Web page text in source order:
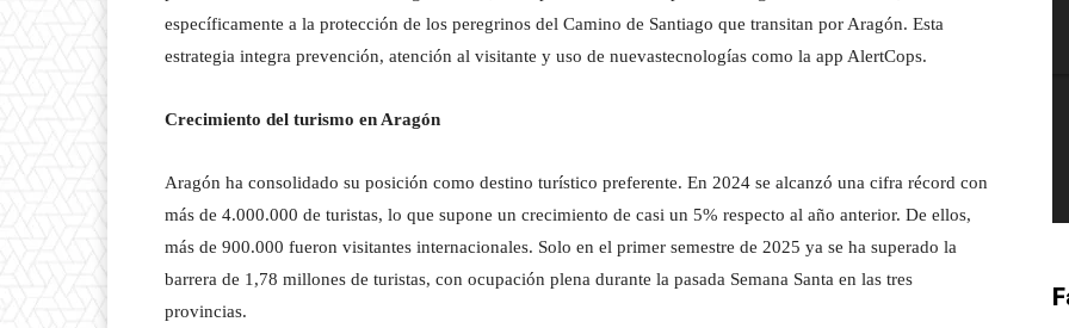
específicamente a la protección de los peregrinos del Camino de Santiago que transitan por Aragón. Esta
estrategia integra prevención, atención al visitante y uso de nuevastecnologías como la app AlertCops.
Crecimiento del turismo en Aragón
Aragón ha consolidado su posición como destino turístico preferente. En 2024 se alcanzó una cifra récord con
más de 4.000.000 de turistas, lo que supone un crecimiento de casi un 5% respecto al año anterior. De ellos,
más de 900.000 fueron visitantes internacionales. Solo en el primer semestre de 2025 ya se ha superado la
barrera de 1,78 millones de turistas, con ocupación plena durante la pasada Semana Santa en las tres
provincias.